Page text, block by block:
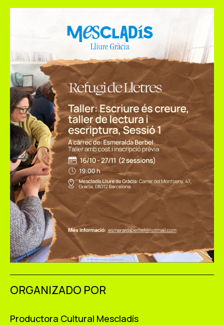
ORGANIZADO POR
Productora Cultural Mescladís